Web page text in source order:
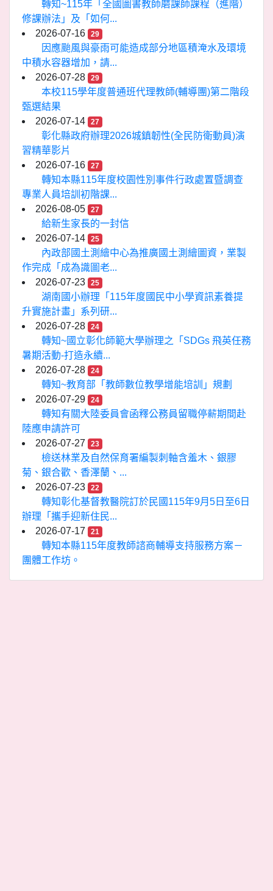
轉知~115年「全國圖書教師磨課師課程（進階）
修課辦法」及「如何...
2026-07-16
29
因應颱風與豪雨可能造成部分地區積淹水及環境
中積水容器增加，請...
2026-07-28
29
本校115學年度普通班代理教師(輔導團)第二階段
甄選結果
2026-07-14
27
彰化縣政府辦理2026城鎮韌性(全民防衛動員)演
習精華影片
2026-07-16
27
轉知本縣115年度校園性別事件行政處置暨調查
專業人員培訓初階課...
2026-08-05
27
給新生家長的一封信
2026-07-14
25
內政部國土測繪中心為推廣國土測繪圖資，業製
作完成「成為識圖老...
2026-07-23
25
湖南國小辦理「115年度國民中小學資訊素養提
升實施計畫」系列研...
2026-07-28
24
轉知~國立彰化師範大學辦理之「SDGs 飛英任務
暑期活動-打造永續...
2026-07-28
24
轉知~教育部「教師數位教學增能培訓」規劃
2026-07-29
24
轉知有關大陸委員會函釋公務員留職停薪期間赴
陸應申請許可
2026-07-27
23
檢送林業及自然保育署編製刺軸含羞木、銀膠
菊、銀合歡、香澤蘭、...
2026-07-23
22
轉知彰化基督教醫院訂於民國115年9月5日至6日
辦理「攜手迎新住民...
2026-07-17
21
轉知本縣115年度教師諮商輔導支持服務方案－
團體工作坊。